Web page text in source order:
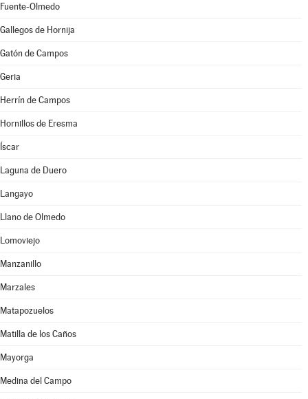
Fuente-Olmedo
Gallegos de Hornija
Gatón de Campos
Geria
Herrín de Campos
Hornillos de Eresma
Íscar
Laguna de Duero
Langayo
Llano de Olmedo
Lomoviejo
Manzanillo
Marzales
Matapozuelos
Matilla de los Caños
Mayorga
Medina del Campo